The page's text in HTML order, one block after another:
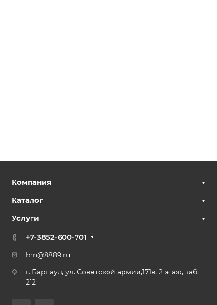
Компания
Каталог
Услуги
+7-3852-600-701
brn@8889.ru
г. Барнаул, ул. Советской армии,171в, 2 этаж, каб.
212